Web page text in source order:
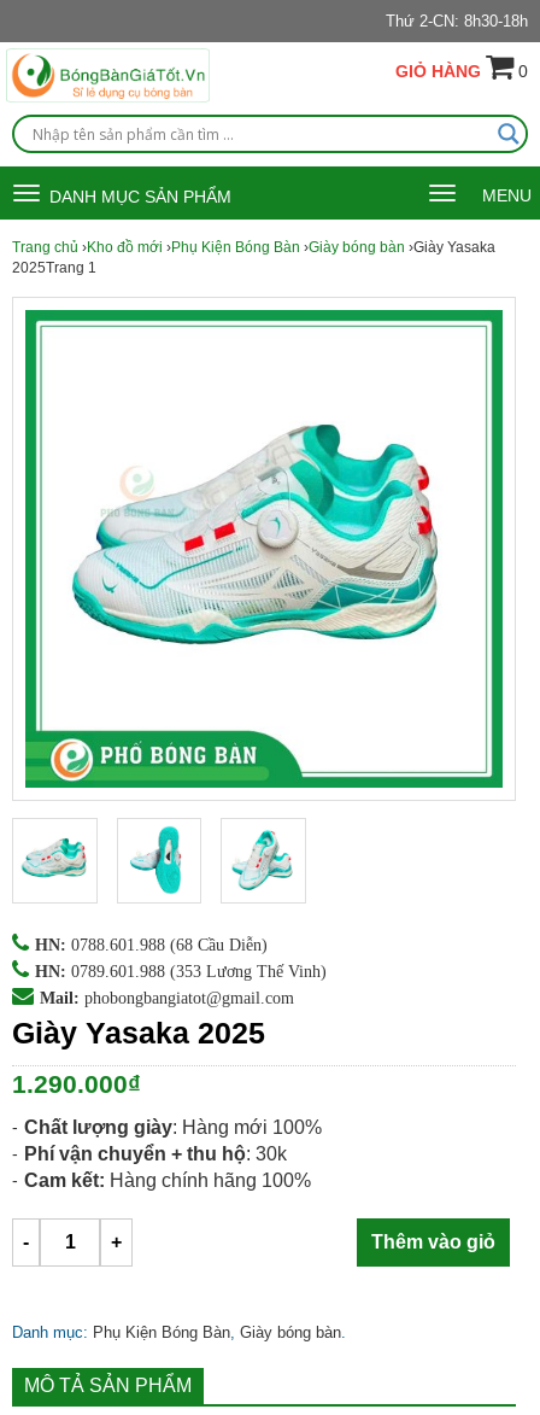
Thứ 2-CN: 8h30-18h
GIỎ HÀNG 0
Toggle
navigation
DANH MỤC SẢN PHẨM
Toggle
navigation
MENU
Trang chủ ›Kho đồ mới ›Phụ Kiện Bóng Bàn ›Giày bóng bàn ›Giày Yasaka
2025Trang 1
HN: 0788.601.988 (68 Cầu Diễn)
HN: 0789.601.988 (353 Lương Thế Vinh)
Mail: phobongbangiatot@gmail.com
Giày Yasaka 2025
1.290.000₫
Chất lượng giày: Hàng mới 100%
Phí vận chuyển + thu hộ: 30k
Cam kết: Hàng chính hãng 100%
- + Thêm vào giỏ
Danh mục: Phụ Kiện Bóng Bàn Giày bóng bàn
MÔ TẢ SẢN PHẨM